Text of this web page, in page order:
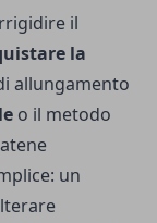
il
la
allungamento
o il metodo
un